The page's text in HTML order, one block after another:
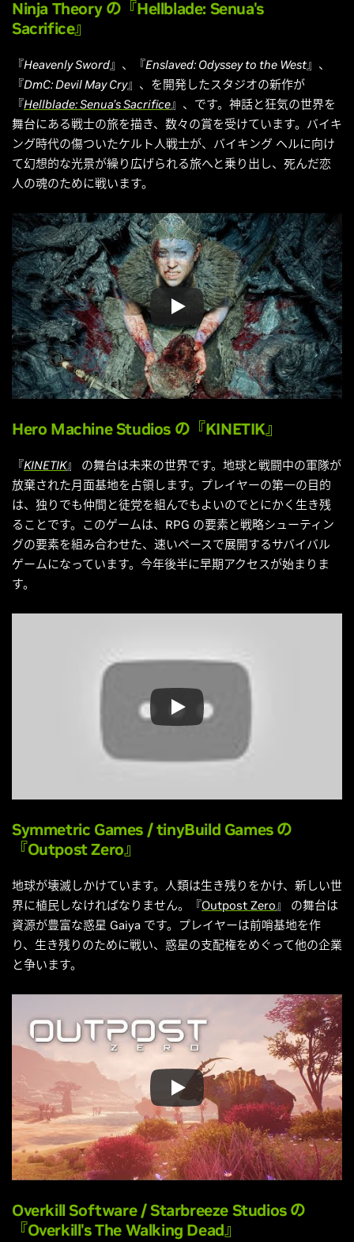
Ninja Theoryの『Hellblade: Senua's
Sacrifice』
『Heavenly Sword』、『Enslaved: Odyssey to the West』、
『DmC: Devil May Cry』、を開発したスタジオの新作が
『Hellblade: Senua’s Sacrifice』、です。神話と狂気の世界を
舞台にある戦士の旅を描き、数々の賞を受けています。バイキ
ング時代の傷ついたケルト人戦士が、バイキング ヘルに向け
て幻想的な光景が繰り広げられる旅へと乗り出し、死んだ恋
人の魂のために戦います。
Hero Machine Studios の『KINETIK』
『KINETIK』 の舞台は未来の世界です。地球と戦闘中の軍隊が
放棄された月面基地を占領します。プレイヤーの第一の目的
は、独りでも仲間と徒党を組んでもよいのでとにかく生き残
ることです。このゲームは、RPG の要素と戦略シューティン
グの要素を組み合わせた、速いペースで展開するサバイバル
ゲームになっています。今年後半に早期アクセスが始まりま
す。
Symmetric Games /tinyBuild Gamesの
『Outpost Zero』
地球が壊滅しかけています。人類は生き残りをかけ、新しい世
界に植民しなければなりません。『Outpost Zero』 の舞台は
資源が豊富な惑星 Gaiya です。プレイヤーは前哨基地を作
り、生き残りのために戦い、惑星の支配権をめぐって他の企業
と争います。
Overkill Software/Starbreeze Studiosの
『Overkill's The Walking Dead』